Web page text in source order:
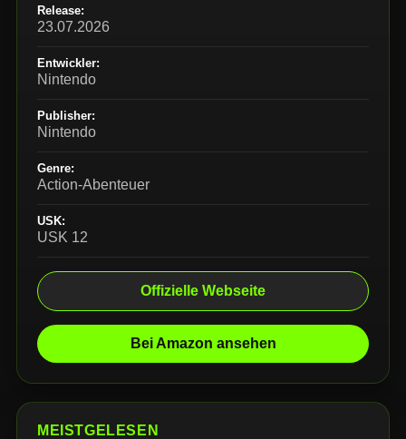
Release:
23.07.2026
Entwickler:
Nintendo
Publisher:
Nintendo
Genre:
Action-Abenteuer
USK:
USK 12
Offizielle Webseite
Bei Amazon ansehen
MEISTGELESEN